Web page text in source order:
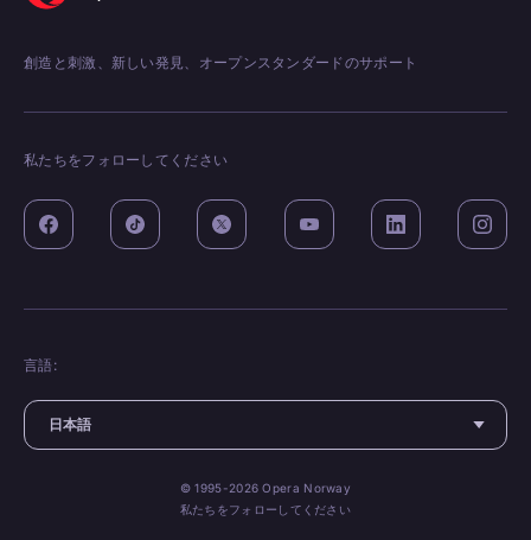
創造と刺激、新しい発見、オープンスタンダードのサポート
私たちをフォローしてください
© 1995-2026 Opera Norway
私たちをフォローしてください
言語: